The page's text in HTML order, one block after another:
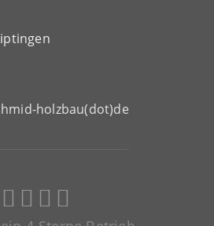
holzbau(dot)de